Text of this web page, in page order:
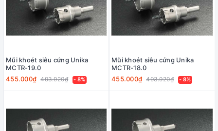
Mũi khoét siêu cứng Unika
MCTR-19.0
455.000₫ 493.920₫ - 8%
Mũi khoét siêu cứng Unika
MCTR-18.0
455.000₫ 493.920₫ - 8%